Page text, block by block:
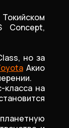
Concept,
но за
Акио
класса на